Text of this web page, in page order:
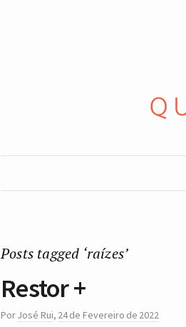
Posts tagged ‘raízes’
Restor +
PorJosé Rui, 24 de Fevereiro de 2022